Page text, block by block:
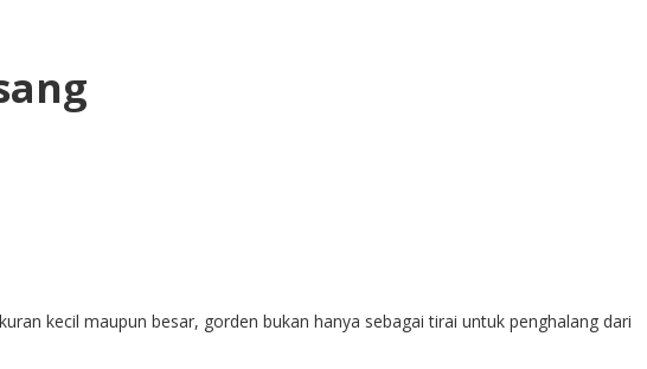
kecil maupun besar, gorden bukan hanya sebagai tirai untuk penghalang dari